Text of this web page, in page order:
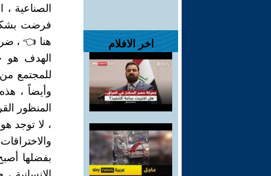
اخر الافلام
الصناعية
فرضت بشكل
هنا 👈 ،
الهدف هو
للمجتمع من
وأيضاً ،
المنظور
، لا توجد
بفضلها